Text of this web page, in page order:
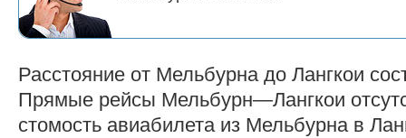
Расстояние от Мельбурна до Лангкои
Прямые рейсы Мельбурн—Лангкои
стомость авиабилета из Мельбурна в